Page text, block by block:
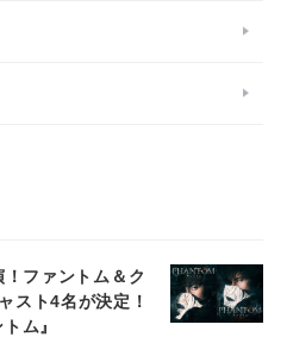
ファントム＆ク
スト4名が決定！
ム』